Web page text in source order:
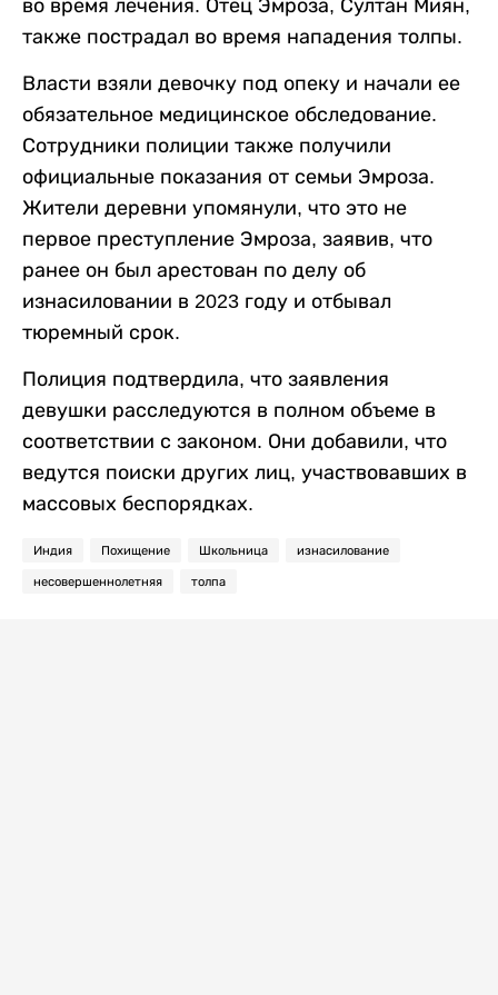
во время лечения. Отец Эмроза, Султан Миян,
также пострадал во время нападения толпы.
Власти взяли девочку под опеку и начали ее
обязательное медицинское обследование.
Сотрудники полиции также получили
официальные показания от семьи Эмроза.
Жители деревни упомянули, что это не
первое преступление Эмроза, заявив, что
ранее он был арестован по делу об
изнасиловании в 2023 году и отбывал
тюремный срок.
Полиция подтвердила, что заявления
девушки расследуются в полном объеме в
соответствии с законом. Они добавили, что
ведутся поиски других лиц, участвовавших в
массовых беспорядках.
Индия Похищение Школьница изнасилование
несовершеннолетняя толпа